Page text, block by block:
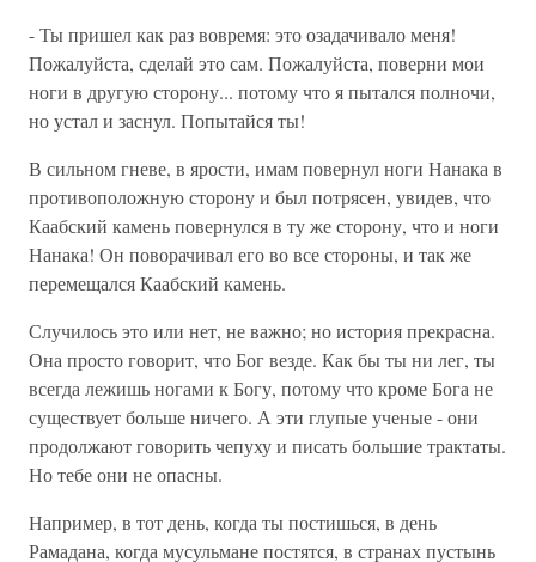
- Ты пришел как раз вовремя: это озадачивало меня!
Пожалуйста, сделай это сам. Пожалуйста, поверни мои
ноги в другую сторону... потому что я пытался полночи,
но устал и заснул. Попытайся ты!
В сильном гневе, в ярости, имам повернул ноги Нанака в
противоположную сторону и был потрясен, увидев, что
Каабский камень повернулся в ту же сторону, что и ноги
Нанака! Он поворачивал его во все стороны, и так же
перемещался Каабский камень.
Случилось это или нет, не важно; но история прекрасна.
Она просто говорит, что Бог везде. Как бы ты ни лег, ты
всегда лежишь ногами к Богу, потому что кроме Бога не
существует больше ничего. А эти глупые ученые - они
продолжают говорить чепуху и писать большие трактаты.
Но тебе они не опасны.
Например, в тот день, когда ты постишься, в день
Рамадана, когда мусульмане постятся, в странах пустынь